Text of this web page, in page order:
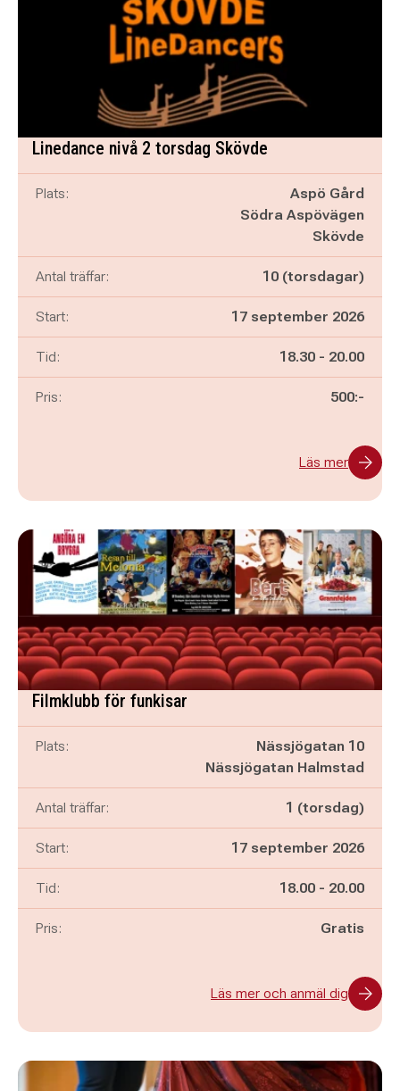
Linedance nivå 2 torsdag Skövde
Plats:
Aspö Gård
Södra Aspövägen
Skövde
Antal träffar: 10 (torsdagar)
Start: 17 september 2026
Tid: Pågår mellan
18.30 - och
20.00
Pris: 500:-
Läs mer
Filmklubb för funkisar
Plats:
Nässjögatan 10
Nässjögatan Halmstad
Antal träffar: 1 (torsdag)
Start: 17 september 2026
Tid: Pågår mellan
18.00 - och
20.00
Pris: Gratis
Läs mer och anmäl dig